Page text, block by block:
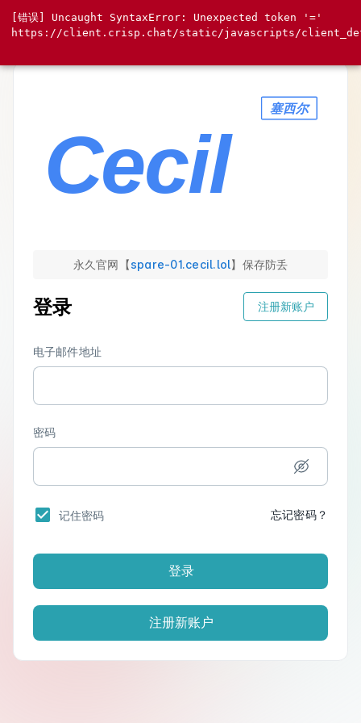
永久官网【spare-01.cecil.lol】保存防丢
登录 注册新账户
电子邮件地址
密码
记住密码 忘记密码？
登录
注册新账户
[错误] Uncaught SyntaxError: Unexpected token '='
https://client.crisp.chat/static/javascripts/